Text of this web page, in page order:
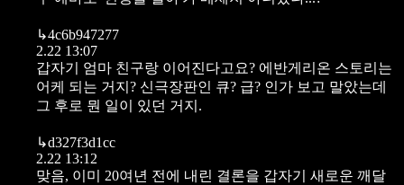
↳4c6b947277
2.22 13:07
갑자기 엄마 친구랑 이어진다고요? 에반게리온 스토리는
어케 되는 거지? 신극장판인 큐? 급? 인가 보고 말았는데
그 후로 뭔 일이 있던 거지.
↳d327f3d1cc
2.22 13:12
맞음, 이미 20여년 전에 내린 결론을 갑자기 새로운 깨달